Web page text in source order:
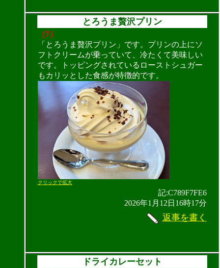
とろうま贅沢プリン
（7）
「とろうま贅沢プリン」です。プリンの上にソ
フトクリームが乗っていて、冷たくて美味しい
です。トッピングされているローストシュガー
もカリッとした食感が特徴的です。
クリックで拡大
記:C789F7FE6
2026年1月12日16時17分
返事を書く
ドライカレーセット